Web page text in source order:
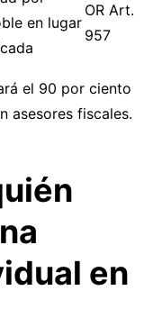
en lugar
OR Art.
957
el 90 por ciento
asesores fiscales.
en